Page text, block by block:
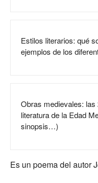
Estilos literarios: qué
ejemplos de los
Obras medievales:
literatura de la Edad
sinopsis…)
Es un poema del autor